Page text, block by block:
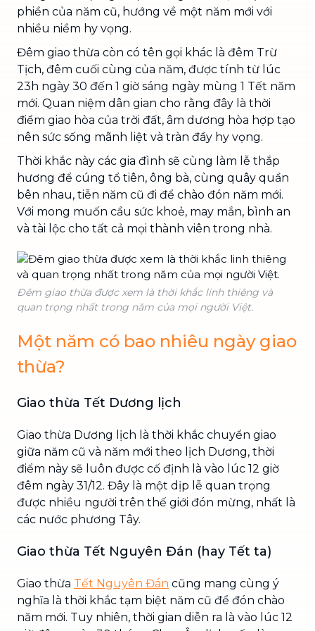
phiền của năm cũ, hướng về một năm mới với
nhiều niềm hy vọng.
Đêm giao thừa còn có tên gọi khác là đêm Trừ
Tịch, đêm cuối cùng của năm, được tính từ lúc
23h ngày 30 đến 1 giờ sáng ngày mùng 1 Tết năm
mới. Quan niệm dân gian cho rằng đây là thời
điểm giao hòa của trời đất, âm dương hòa hợp tạo
nên sức sống mãnh liệt và tràn đầy hy vọng.
Thời khắc này các gia đình sẽ cùng làm lễ thắp
hương để cúng tổ tiên, ông bà, cùng quây quần
bên nhau, tiễn năm cũ đi để chào đón năm mới.
Với mong muốn cầu sức khoẻ, may mắn, bình an
và tài lộc cho tất cả mọi thành viên trong nhà.
Đêm giao thừa được xem là thời khắc linh thiêng và
quan trọng nhất trong năm của mọi người Việt.
Một năm có bao nhiêu ngày giao
thừa?
Giao thừa Tết Dương lịch
Giao thừa Dương lịch là thời khắc chuyển giao
giữa năm cũ và năm mới theo lịch Dương, thời
điểm này sẽ luôn được cố định là vào lúc 12 giờ
đêm ngày 31/12. Đây là một dịp lễ quan trọng
được nhiều người trên thế giới đón mừng, nhất là
các nước phương Tây.
Giao thừa Tết Nguyên Đán (hay Tết ta)
Giao thừa Tết Nguyên Đán cũng mang cùng ý
nghĩa là thời khắc tạm biệt năm cũ để đón chào
năm mới. Tuy nhiên, thời gian diễn ra là vào lúc 12